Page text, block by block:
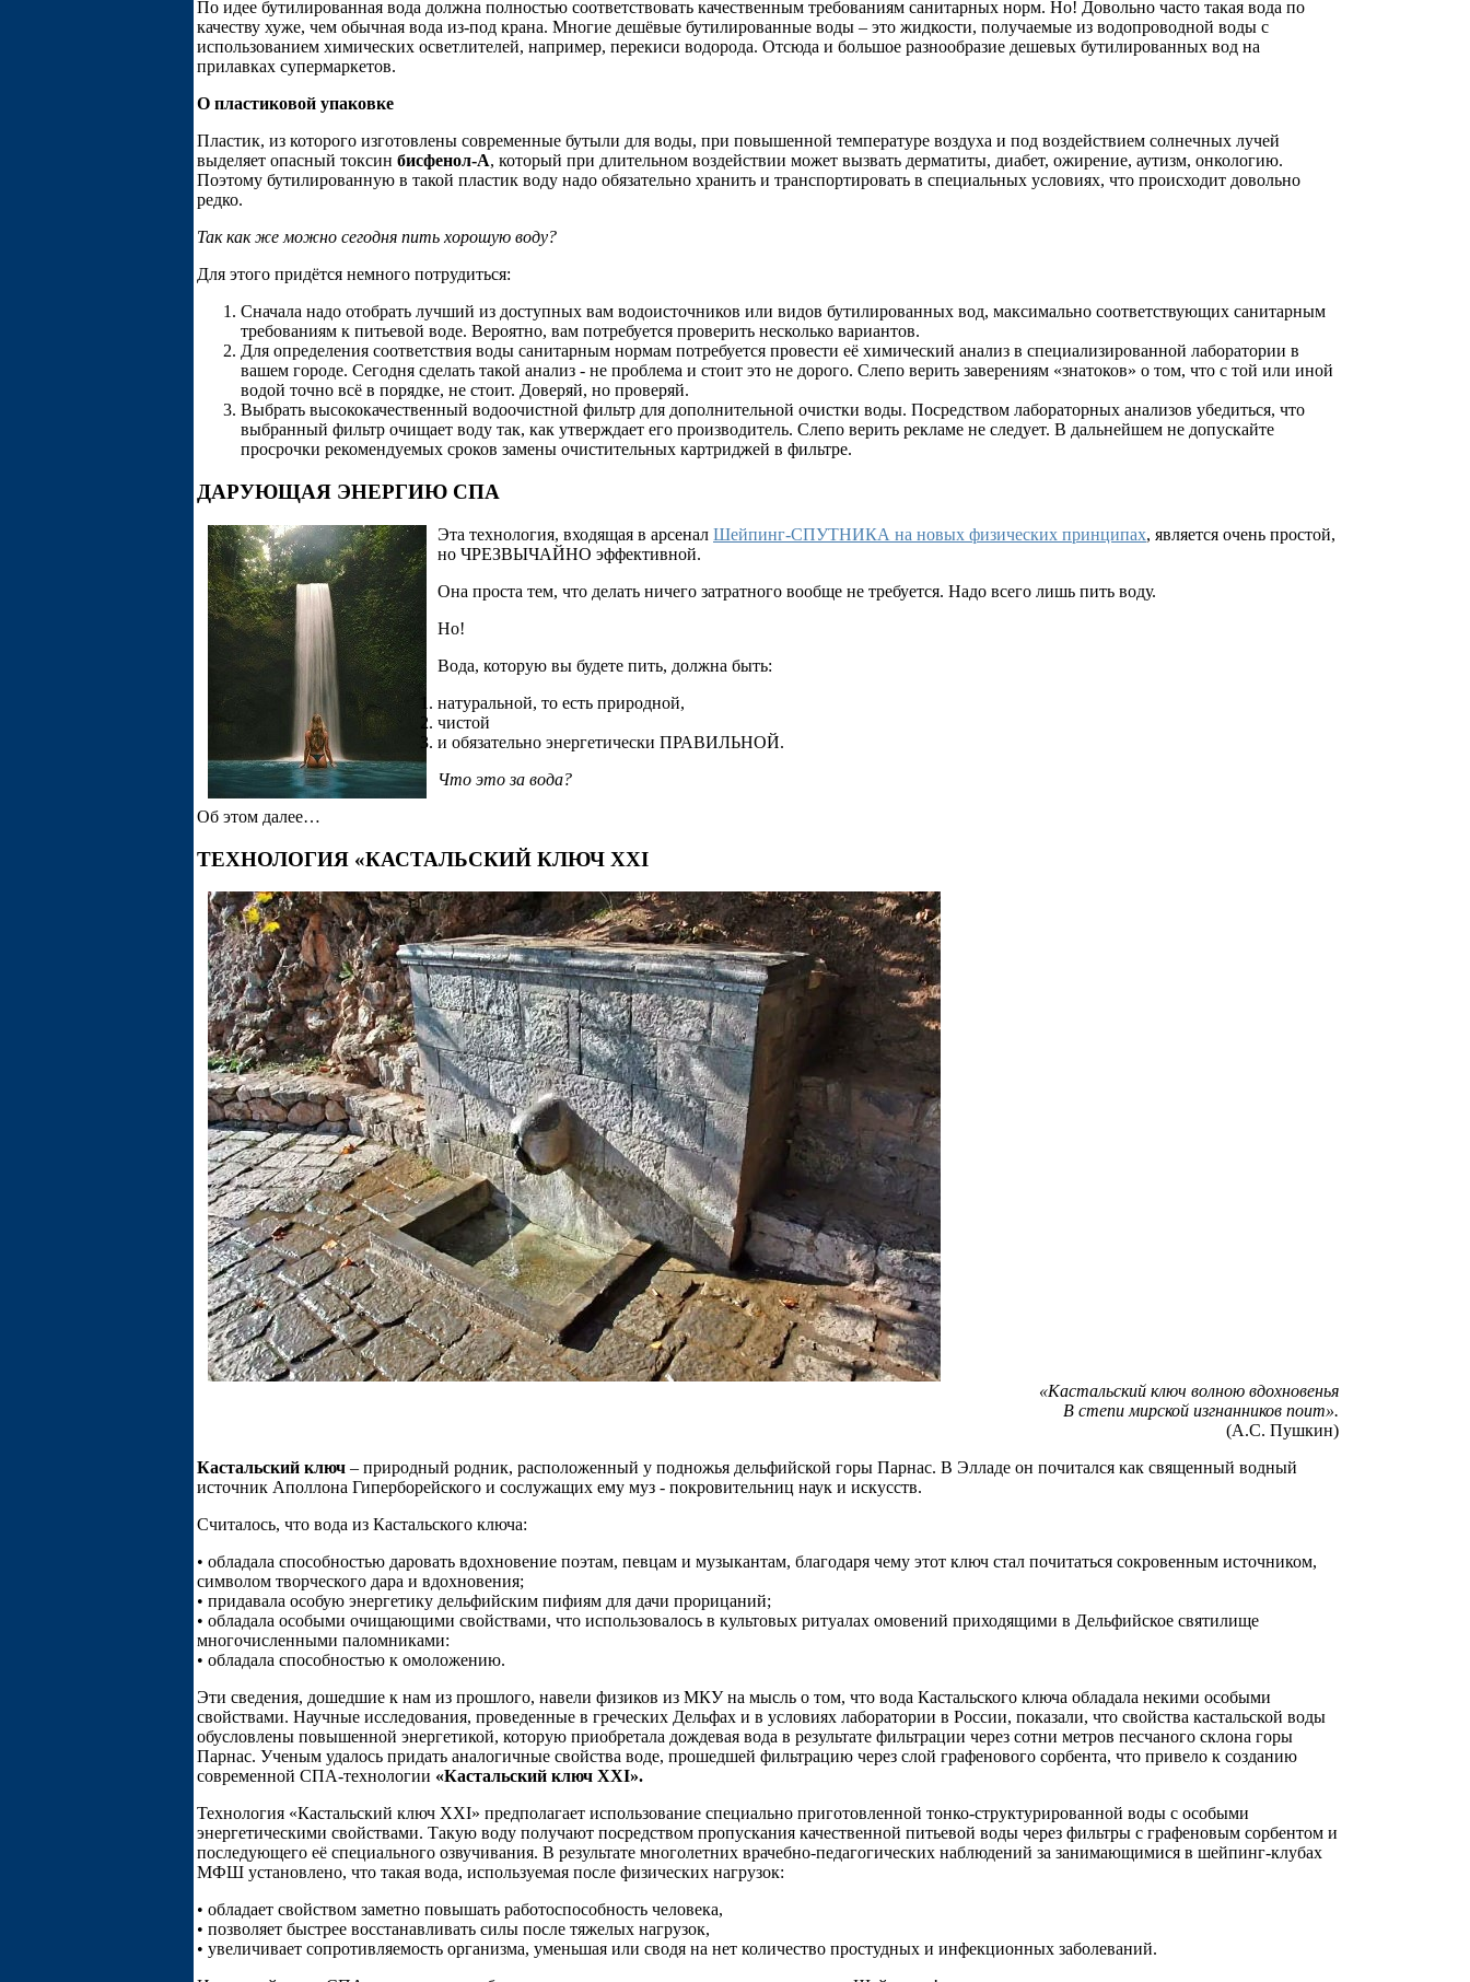
По идее бутилированная вода должна полностью соответствовать качественным требованиям санитарных норм. Но! Довольно часто такая вода по
качеству хуже, чем обычная вода из-под крана. Многие дешёвые бутилированные воды – это жидкости, получаемые из водопроводной воды с
использованием химических осветлителей, например, перекиси водорода. Отсюда и большое разнообразие дешевых бутилированных вод на
прилавках супермаркетов.
О пластиковой упаковке
Пластик, из которого изготовлены современные бутыли для воды, при повышенной температуре воздуха и под воздействием солнечных лучей
выделяет опасный токсин бисфенол-А, который при длительном воздействии может вызвать дерматиты, диабет, ожирение, аутизм, онкологию.
Поэтому бутилированную в такой пластик воду надо обязательно хранить и транспортировать в специальных условиях, что происходит довольно
редко.
Так как же можно сегодня пить хорошую воду?
Для этого придётся немного потрудиться:
Сначала надо отобрать лучший из доступных вам водоисточников или видов бутилированных вод, максимально соответствующих санитарным
требованиям к питьевой воде. Вероятно, вам потребуется проверить несколько вариантов.
Для определения соответствия воды санитарным нормам потребуется провести её химический анализ в специализированной лаборатории в
вашем городе. Сегодня сделать такой анализ - не проблема и стоит это не дорого. Слепо верить заверениям «знатоков» о том, что с той или иной
водой точно всё в порядке, не стоит. Доверяй, но проверяй.
Выбрать высококачественный водоочистной фильтр для дополнительной очистки воды. Посредством лабораторных анализов убедиться, что
выбранный фильтр очищает воду так, как утверждает его производитель. Слепо верить рекламе не следует. В дальнейшем не допускайте
просрочки рекомендуемых сроков замены очистительных картриджей в фильтре.
ДАРУЮЩАЯ ЭНЕРГИЮ СПА
Эта технология, входящая в арсенал Шейпинг-СПУТНИКА на новых физических принципах, является очень простой,
но ЧРЕЗВЫЧАЙНО эффективной.
Она проста тем, что делать ничего затратного вообще не требуется. Надо всего лишь пить воду.
Но!
Вода, которую вы будете пить, должна быть:
натуральной, то есть природной,
чистой
и обязательно энергетически ПРАВИЛЬНОЙ.
Что это за вода?
Об этом далее…
ТЕХНОЛОГИЯ «КАСТАЛЬСКИЙ КЛЮЧ XXI
«Кастальский ключ волною вдохновенья
В степи мирской изгнанников поит».
(А.С. Пушкин)
Кастальский ключ – природный родник, расположенный у подножья дельфийской горы Парнас. В Элладе он почитался как священный водный
источник Аполлона Гиперборейского и сослужащих ему муз - покровительниц наук и искусств.
Считалось, что вода из Кастальского ключа:
• обладала способностью даровать вдохновение поэтам, певцам и музыкантам, благодаря чему этот ключ стал почитаться сокровенным источником,
символом творческого дара и вдохновения;
• придавала особую энергетику дельфийским пифиям для дачи прорицаний;
• обладала особыми очищающими свойствами, что использовалось в культовых ритуалах омовений приходящими в Дельфийское святилище
многочисленными паломниками:
• обладала способностью к омоложению.
Эти сведения, дошедшие к нам из прошлого, навели физиков из МКУ на мысль о том, что вода Кастальского ключа обладала некими особыми
свойствами. Научные исследования, проведенные в греческих Дельфах и в условиях лаборатории в России, показали, что свойства кастальской воды
обусловлены повышенной энергетикой, которую приобретала дождевая вода в результате фильтрации через сотни метров песчаного склона горы
Парнас. Ученым удалось придать аналогичные свойства воде, прошедшей фильтрацию через слой графенового сорбента, что привело к созданию
современной СПА-технологии «Кастальский ключ XXI».
Технология «Кастальский ключ XXI» предполагает использование специально приготовленной тонко-структурированной воды с особыми
энергетическими свойствами. Такую воду получают посредством пропускания качественной питьевой воды через фильтры с графеновым сорбентом и
последующего её специального озвучивания. В результате многолетних врачебно-педагогических наблюдений за занимающимися в шейпинг-клубах
МФШ установлено, что такая вода, используемая после физических нагрузок:
• обладает свойством заметно повышать работоспособность человека,
• позволяет быстрее восстанавливать силы после тяжелых нагрузок,
• увеличивает сопротивляемость организма, уменьшая или сводя на нет количество простудных и инфекционных заболеваний.